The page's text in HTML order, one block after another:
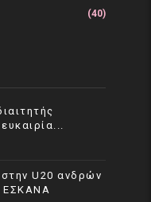
(40)
U20 ανδρών
ΕΣΚΑΝΑ